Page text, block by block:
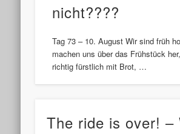
nicht????
Tag 73 – 10. August Wir sind früh
machen uns über das Frühstück
richtig fürstlich mit Brot, …
The ride is over! –